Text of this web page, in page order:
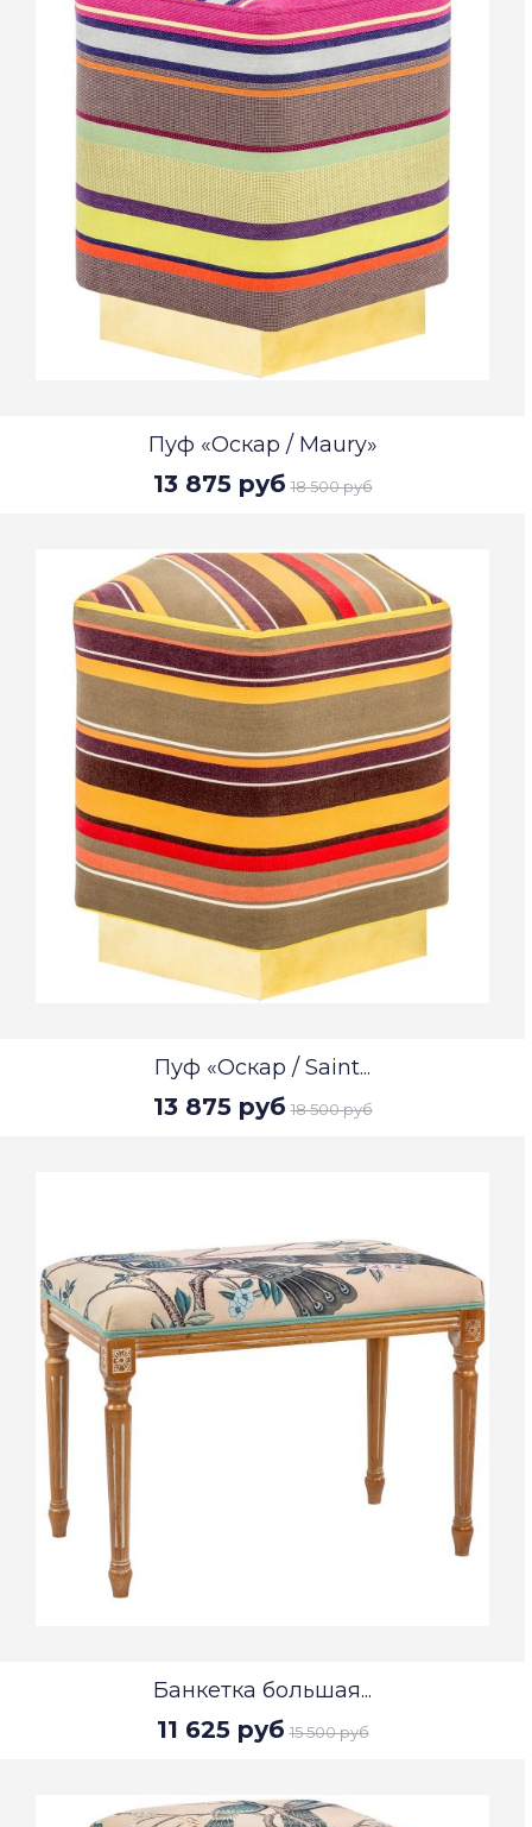
Пуф «Оскар / Maury»
13 875 руб 18 500 руб
Пуф «Оскар / Saint...
13 875 руб 18 500 руб
Банкетка большая...
11 625 руб 15 500 руб